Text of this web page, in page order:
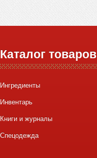
Каталог товаров
Ингредиенты
Инвентарь
Книги и журналы
Спецодежда